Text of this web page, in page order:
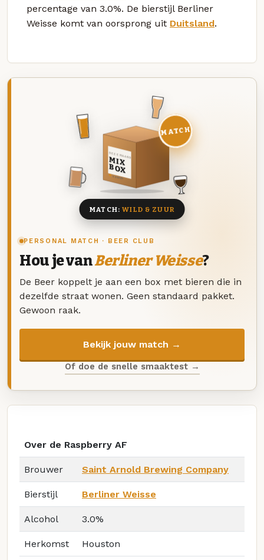
percentage van 3.0%. De bierstijl Berliner
Weisse komt van oorsprong uit Duitsland.
PERSONAL MATCH · BEER CLUB
Hou je vanBerliner Weisse?
De Beer koppelt je aan een box met bieren die in
dezelfde straat wonen. Geen standaard pakket.
Gewoon raak.
Bekijk jouw match →
Of doe de snelle smaaktest →
DEZE MAAND
MIX
BOX
8 BIEREN
MATCH
MATCH:WILD & ZUUR
Over de Raspberry AF
Brouwer Saint Arnold Brewing Company
Bierstijl Berliner Weisse
Alcohol 3.0%
Herkomst Houston